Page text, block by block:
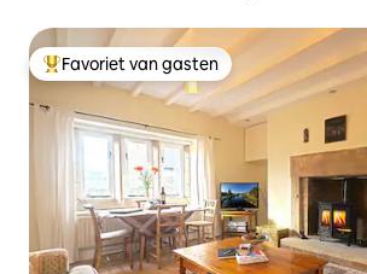
Topfavoriet van gasten
Favoriet van gasten